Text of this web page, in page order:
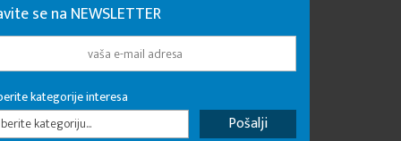
se na NEWSLETTER
kategorije interesa
kategoriju...